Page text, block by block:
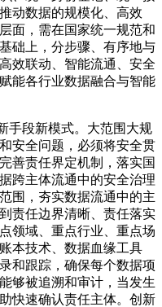
动数据的规模化、高效
面，需在国家统一规范和
础上，分步骤、有序地与
效联动、智能流通、安全
能各行业数据融合与智能
手段新模式。大范围大规
安全问题，必须将安全贯
善责任界定机制，落实国
跨主体流通中的安全治理
围，夯实数据流通中的主
责任边界清晰、责任落实
领域、重点行业、重点场
本技术、数据血缘工具
和跟踪，确保每个数据项
够被追溯和审计，当发生
快速确认责任主体。创新